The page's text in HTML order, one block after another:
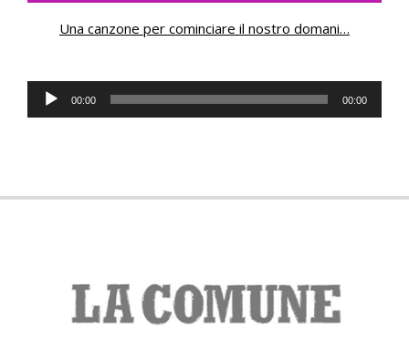
Una canzone per cominciare il nostro domani…
Audio
Player
00:00 00:00